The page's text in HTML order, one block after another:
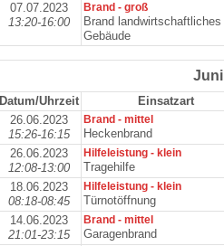
07.07.2023
13:20-16:00
Brand - groß
Brand landwirtschaftliches
Gebäude
Juni
Datum/Uhrzeit Einsatzart
26.06.2023
15:26-16:15
Brand - mittel
Heckenbrand
26.06.2023
12:08-13:00
Hilfeleistung - klein
Tragehilfe
18.06.2023
08:18-08:45
Hilfeleistung - klein
Türnotöffnung
14.06.2023
21:01-23:15
Brand - mittel
Garagenbrand